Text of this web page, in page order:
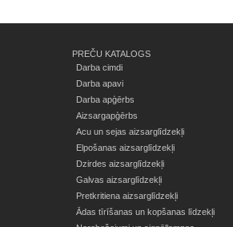
PREČU KATALOGS
Darba cimdi
Darba apavi
Darba apģērbs
Aizsargapģērbs
Acu un sejas aizsarglīdzekļi
Elpošanas aizsarglīdzekļi
Dzirdes aizsarglīdzekļi
Galvas aizsarglīdzekļi
Pretkritiena aizsarglīdzekļi
Ādas tīrīšanas un kopšanas līdzekļi